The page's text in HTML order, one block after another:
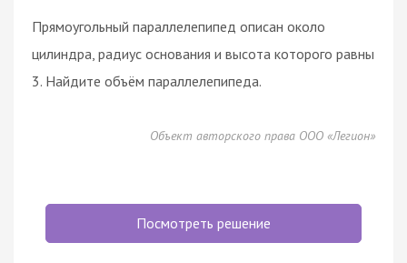
Прямоугольный параллелепипед описан около
цилиндра, радиус основания и высота которого равны
3. Найдите объём параллелепипеда.
Объект авторского права ООО «Легион»
Посмотреть решение